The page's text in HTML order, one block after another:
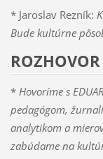
* Jaroslav Rezník:
Bude kultúrne
ROZHOVOR
* Hovoríme s
pedagógom,
analytikom a
zabúdame na